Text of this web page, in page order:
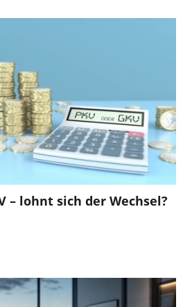
– lohnt sich der Wechsel?